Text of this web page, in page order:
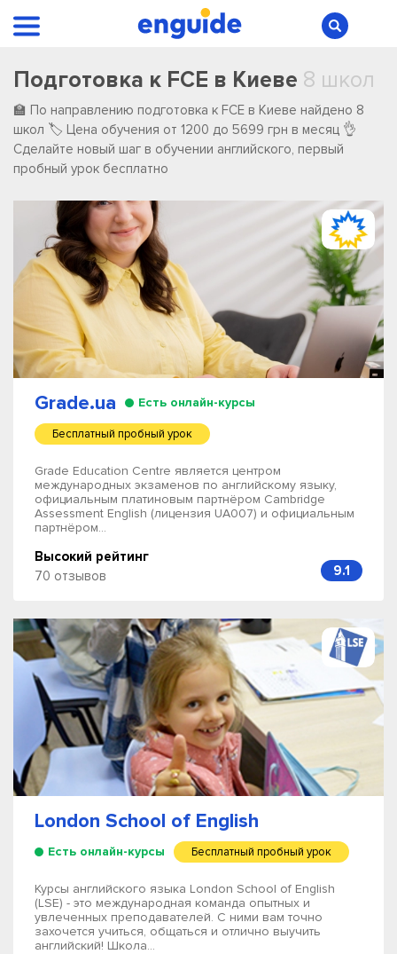
Подготовка к FCE в Киеве 8 школ
🏫 По направлению подготовка к FCE в Киеве ️найдено ️8
️школ 🏷️ Цена обучения от 1200 до 5699 грн в месяц 👌
Сделайте новый шаг в обучении английского, первый
пробный урок бесплатно
Grade.ua Есть онлайн-курсы
Бесплатный пробный урок
Grade Education Centre является центром
международных экзаменов по английскому языку,
официальным платиновым партнёром Cambridge
Assessment English (лицензия UA007) и официальным
партнёром...
Высокий рейтинг
70 отзывов
9.1
London School of English
Есть онлайн-курсы Бесплатный пробный урок
Курсы английского языка London School of English
(LSE) - это международная команда опытных и
увлеченных преподавателей. С ними вам точно
захочется учиться, общаться и отлично выучить
английский! Школа...